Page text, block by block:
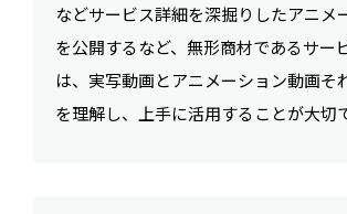
などサービス詳細を深掘りしたアニメ
を公開するなど、無形商材であるサー
は、実写動画とアニメーション動画そ
を理解し、上手に活用することが大切